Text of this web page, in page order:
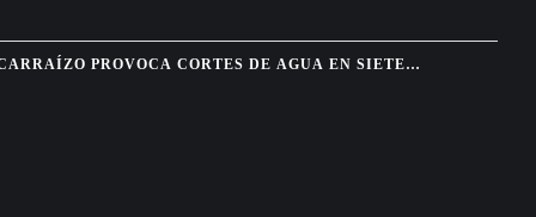
PROVOCA CORTES DE AGUA EN SIETE